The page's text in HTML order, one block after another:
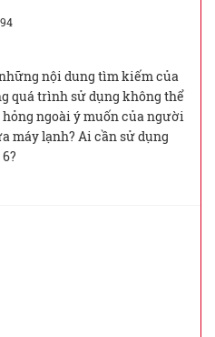
nội dung tìm kiếm của
quá trình sử dụng không thể
ngoài ý muốn của người
máy lạnh? Ai cần sử dụng